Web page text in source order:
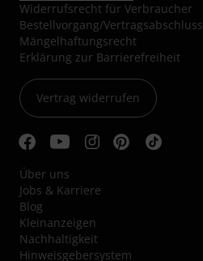
Widerrufsrecht für Verbraucher
Bestellvorgang/Vertragsabschluss
Mängelhaftungsrecht
Erklärung zur Barrierefreiheit
Vertrag widerrufen
Über uns
Jobs & Karriere
Blog
Kleinanzeigen
Nachhaltigkeit
Hinweisgebersystem